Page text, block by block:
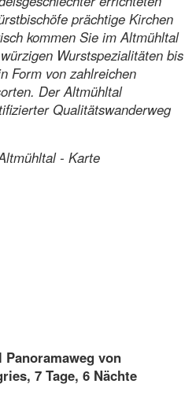
prächtige Kirchen
kommen Sie im Altmühltal
Wurstspezialitäten bis
Form von zahlreichen
Der Altmühltal
Qualitätswanderweg
von
7 Tage, 6 Nächte